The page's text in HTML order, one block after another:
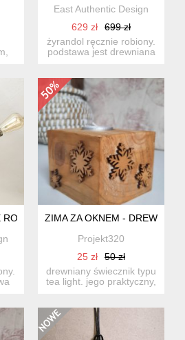
East Authentic Design
629 zł
699 zł
żyrandol ręcznie robiony.
podstawa jest drewniana
- JASNY
ZIMA ZA OKNEM -
Projekt320
25 zł
50 zł
drewniany świecznik typu
tea light. jego praktyczny,